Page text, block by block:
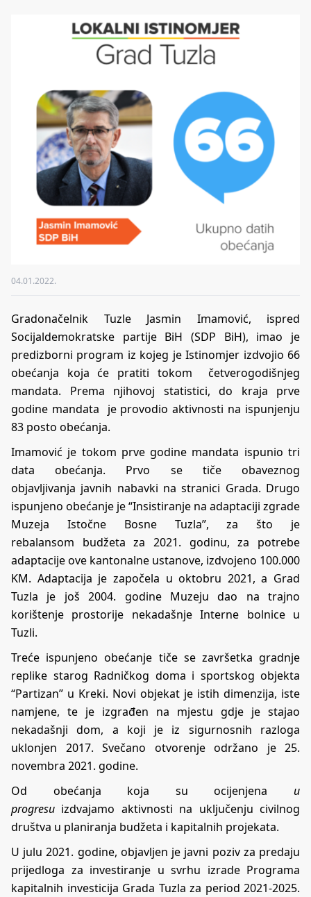
04.01.2022.
Gradonačelnik Tuzle Jasmin Imamović, ispred
Socijaldemokratske partije BiH (SDP BiH), imao je
predizborni program iz kojeg je Istinomjer izdvojio 66
obećanja koja će pratiti tokom četverogodišnjeg
mandata. Prema njihovoj statistici, do kraja prve
godine mandata je provodio aktivnosti na ispunjenju
83 posto obećanja.
Imamović je tokom prve godine mandata ispunio tri
data obećanja. Prvo se tiče obaveznog
objavljivanja javnih nabavki na stranici Grada. Drugo
ispunjeno obećanje je“Insistiranje na adaptaciji zgrade
Muzeja Istočne Bosne Tuzla”, za što je
rebalansom budžeta za 2021. godinu, za potrebe
adaptacije ove kantonalne ustanove, izdvojeno 100.000
KM. Adaptacija je započela uoktobru 2021, a Grad
Tuzla je još 2004. godine Muzeju dao na trajno
korištenje prostorije nekadašnje Interne bolnice u
Tuzli.
Treće ispunjeno obećanje tiče se završetka gradnje
replike starog Radničkog doma i sportskog objekta
“Partizan” u Kreki. Novi objekat je istih dimenzija, iste
namjene, te je izgrađen na mjestu gdje je stajao
nekadašnji dom, a koji je iz sigurnosnih razloga
uklonjen 2017. Svečano otvorenje održano je 25.
novembra 2021. godine.
Od obećanja koja su ocijenjena u
progresu izdvajamo aktivnosti na uključenju civilnog
društva u planiranja budžeta i kapitalnih projekata.
U julu 2021. godine, objavljen je javni poziv za predaju
prijedloga za investiranje u svrhu izrade Programa
kapitalnih investicija Grada Tuzla za period 2021-2025.